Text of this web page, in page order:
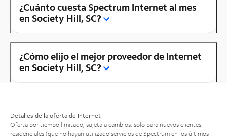
¿Cuánto cuesta Spectrum Internet al mes
en Society Hill, SC?
¿Cómo elijo el mejor proveedor de Internet
en Society Hill, SC?
Detalles de la oferta de Internet
Oferta por tiempo limitado; sujeta a cambios; solo para nuevos clientes
residenciales (que no hayan utilizado servicios de Spectrum en los últimos